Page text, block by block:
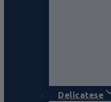
Delicatese